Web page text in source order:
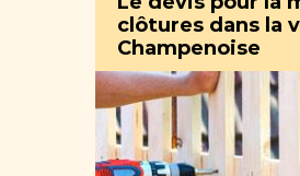
clôtures dans la
Champenoise